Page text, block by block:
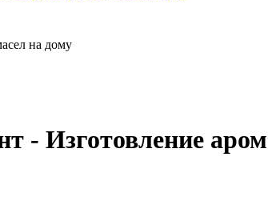
- Изготовление